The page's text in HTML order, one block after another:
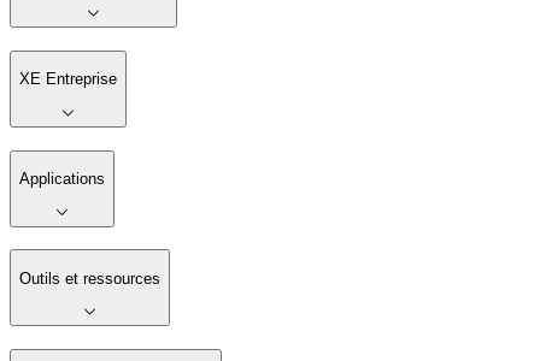
XE Entreprise
Applications
Outils et ressources